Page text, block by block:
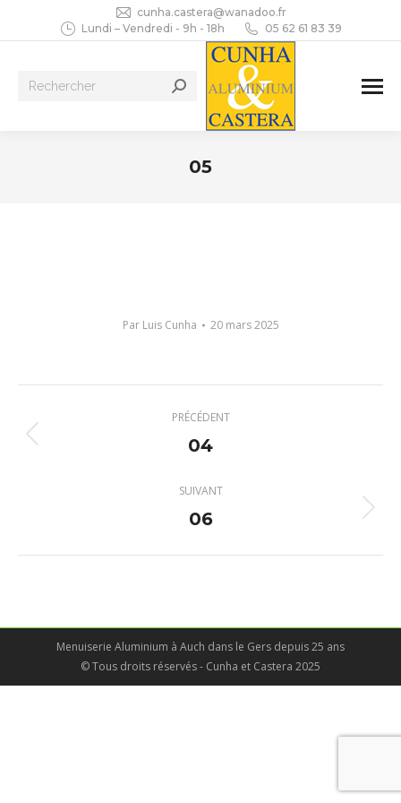
cunha.castera@wanadoo.fr
Lundi – Vendredi - 9h - 18h
05 62 61 83 39
Recherche
05
Par Luis Cunha 20 mars 2025
album
PRÉCÉDENT
Album
:
04
SUIVANT
Album
06
Menuiserie Aluminium à Auch dans le Gers depuis 25 ans
© Tous droits réservés - Cunha et Castera 2025